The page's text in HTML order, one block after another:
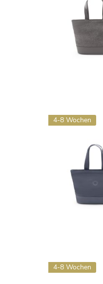
4-8 Wochen
4-8 Wochen